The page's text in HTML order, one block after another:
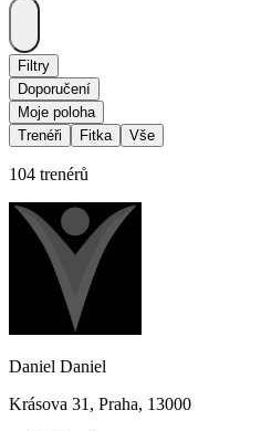
Filtry
Doporučení
Moje poloha
Trenéři
Fitka Vše
104 trenérů
Daniel Daniel
Krásova 31, Praha, 13000